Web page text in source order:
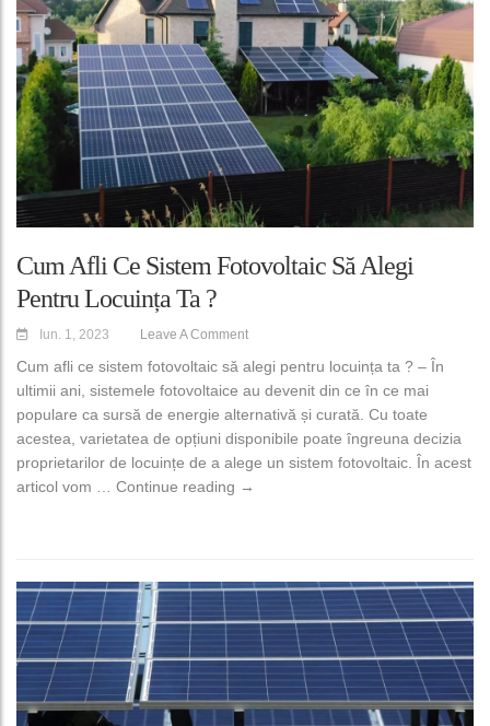
Cum Afli Ce Sistem Fotovoltaic Să Alegi
Pentru Locuința Ta ?
Iun. 1, 2023 Leave A Comment
Cum afli ce sistem fotovoltaic să alegi pentru locuința ta ? – În
ultimii ani, sistemele fotovoltaice au devenit din ce în ce mai
populare ca sursă de energie alternativă și curată. Cu toate
acestea, varietatea de opțiuni disponibile poate îngreuna decizia
proprietarilor de locuințe de a alege un sistem fotovoltaic. În acest
articol vom … Continue reading Cum afli ce sistem fotovoltaic să
→